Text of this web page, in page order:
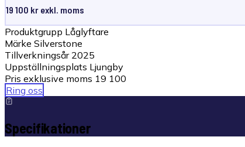
19 100 kr exkl. moms
Produktgrupp Låglyftare
Märke Silverstone
Tillverkningsår 2025
Uppställningsplats Ljungby
Pris exklusive moms 19 100
Ring oss
Specifikationer